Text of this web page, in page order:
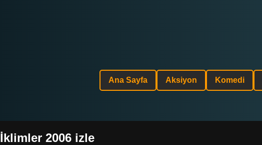
Ana Sayfa Aksiyon Komedi
İklimler 2006 izle